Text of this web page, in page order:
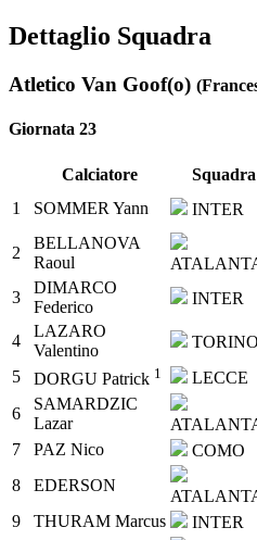
Dettaglio Squadra
Atletico Van Goof(o)
Giornata 23
Calciatore Squadra
1 SOMMER Yann INTER
2
BELLANOVA
Raoul
3
DIMARCO
Federico
INTER
4
LAZARO
Valentino
TORINO
5
DORGU Patrick 1 LECCE
6
SAMARDZIC
Lazar
7
PAZ Nico COMO
8
EDERSON
9
THURAM Marcus INTER